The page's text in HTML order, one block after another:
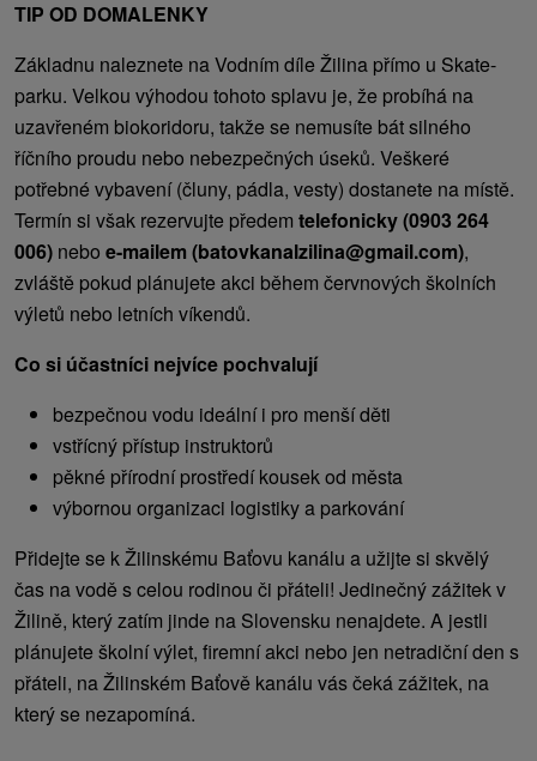
TIP OD DOMALENKY
Základnu naleznete na Vodním díle Žilina přímo u Skate-
parku. Velkou výhodou tohoto splavu je, že probíhá na
uzavřeném biokoridoru, takže se nemusíte bát silného
říčního proudu nebo nebezpečných úseků. Veškeré
potřebné vybavení (čluny, pádla, vesty) dostanete na místě.
Termín si však rezervujte předem telefonicky (0903 264
006) nebo e-mailem (batovkanalzilina@gmail.com),
zvláště pokud plánujete akci během červnových školních
výletů nebo letních víkendů.
Co si účastníci nejvíce pochvalují
bezpečnou vodu ideální i pro menší děti
vstřícný přístup instruktorů
pěkné přírodní prostředí kousek od města
výbornou organizaci logistiky a parkování
Přidejte se k Žilinskému Baťovu kanálu a užijte si skvělý
čas na vodě s celou rodinou či přáteli! Jedinečný zážitek v
Žilině, který zatím jinde na Slovensku nenajdete. A jestli
plánujete školní výlet, firemní akci nebo jen netradiční den s
přáteli, na Žilinském Baťově kanálu vás čeká zážitek, na
který se nezapomíná.